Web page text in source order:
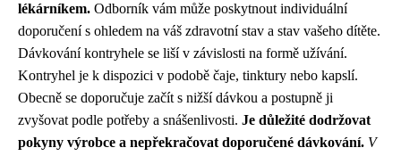
lékárníkem. Odborník vám může poskytnout individuální
doporučení s ohledem na váš zdravotní stav a stav vašeho dítěte.
Dávkování kontryhele se liší v závislosti na formě užívání.
Kontryhel je k dispozici v podobě čaje, tinktury nebo kapslí.
Obecně se doporučuje začít s nižší dávkou a postupně ji
zvyšovat podle potřeby a snášenlivosti. Je důležité dodržovat
pokyny výrobce a nepřekračovat doporučené dávkování. V